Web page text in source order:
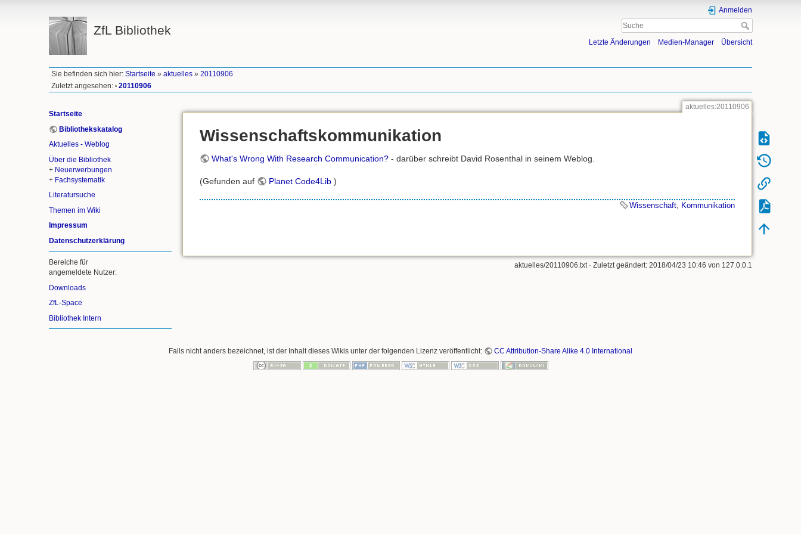
ZfL Bibliothek
Anmelden
Letzte Änderungen Medien-Manager Übersicht
Sie befinden sich hier:Startseite »aktuelles »20110906
Zuletzt angesehen: • 20110906
Startseite
Bibliothekskatalog
Aktuelles - Weblog
Über die Bibliothek
+ Neuerwerbungen
+ Fachsystematik
Literatursuche
Themen im Wiki
Impressum
Datenschutzerklärung
Bereiche für
angemeldete Nutzer:
Downloads
ZfL-Space
Bibliothek Intern
aktuelles:20110906
Wissenschaftskommunikation
What's Wrong With Research Communication?- darüber schreibt David Rosenthal in seinem Weblog.
(Gefunden auf Planet Code4Lib)
Wissenschaft Kommunikation
aktuelles/20110906.txt· Zuletzt geändert: 2018/04/23 10:46 von 127.0.0.1
Falls nicht anders bezeichnet, ist der Inhalt dieses Wikis unter der folgenden Lizenz veröffentlicht: CC Attribution-Share Alike 4.0 International